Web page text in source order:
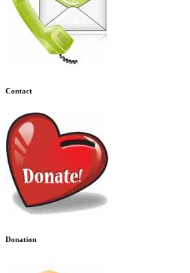
Contact
Donation